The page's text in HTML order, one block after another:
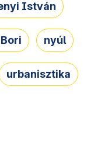
István
nyúl
urbanisztika